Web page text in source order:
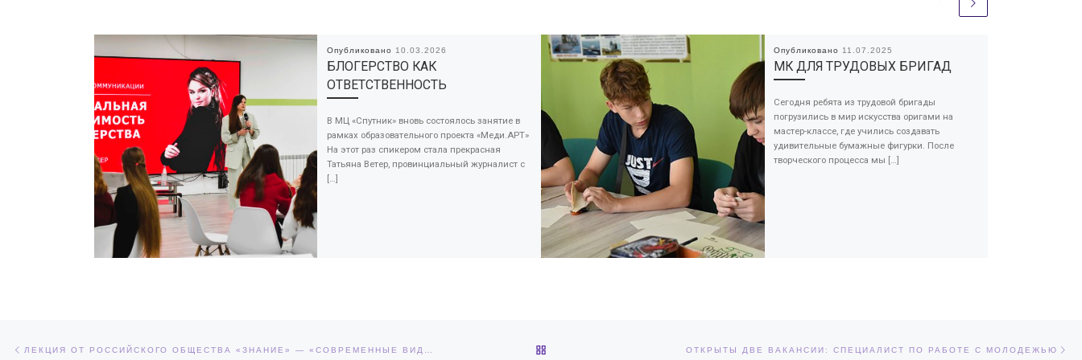
Опубликовано 10.03.2026
БЛОГЕРСТВО КАК
ОТВЕТСТВЕННОСТЬ
В МЦ «Спутник» вновь состоялось занятие в
рамках образовательного проекта «Меди.АРТ»
На этот раз спикером стала прекрасная
Татьяна Ветер, провинциальный журналист с
[…]
Опубликовано 11.07.2025
МК ДЛЯ ТРУДОВЫХ БРИГАД
Сегодня ребята из трудовой бригады
погрузились в мир искусства оригами на
мастер-классе, где учились создавать
удивительные бумажные фигурки. После
творческого процесса мы […]
Навигация по записям ОБРАТНО К СПИСКУ ЗАПИСЕЙОТКРЫТЫ ДВЕ ВАКАНСИИ: СПЕЦИАЛИСТ ПО РАБОТЕ С МОЛОДЕЖЬЮ